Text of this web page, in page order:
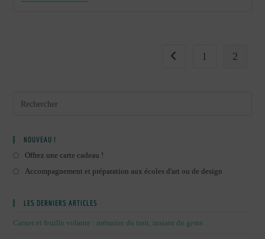
Go to the previous page
1 2
NOUVEAU !
Offrez une carte cadeau !
Accompagnement et préparation aux écoles d'art ou de design
LES DERNIERS ARTICLES
Carnet et feuille volante : mémoire du trait, instant du geste.